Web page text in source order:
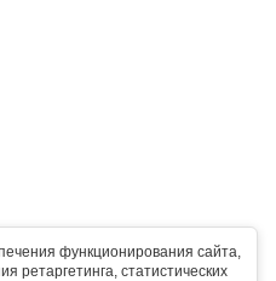
функционирования сайта,
ретаргетинга, статистических